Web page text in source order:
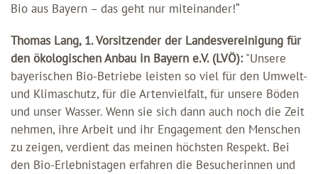
Bio aus Bayern – das geht nur miteinander!“
Thomas Lang, 1. Vorsitzender der Landesvereinigung für
den ökologischen Anbau in Bayern e.V. (LVÖ):"Unsere
bayerischen Bio-Betriebe leisten so viel für den Umwelt-
und Klimaschutz, für die Artenvielfalt, für unsere Böden
und unser Wasser. Wenn sie sich dann auch noch die Zeit
nehmen, ihre Arbeit und ihr Engagement den Menschen
zu zeigen, verdient das meinen höchsten Respekt. Bei
den Bio-Erlebnistagen erfahren die Besucherinnen und